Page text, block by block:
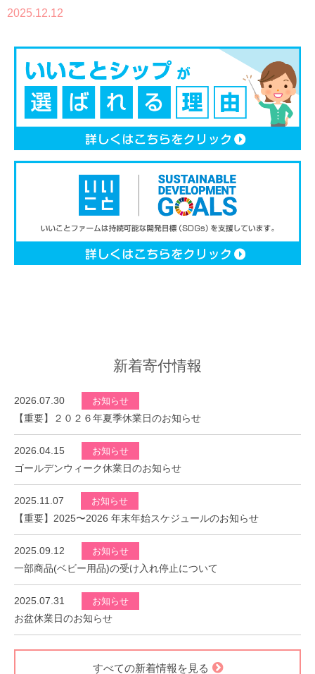
2025.12.12
新着寄付情報
2026.07.30 お知らせ
【重要】２０２６年夏季休業日のお知らせ
2026.04.15 お知らせ
ゴールデンウィーク休業日のお知らせ
2025.11.07 お知らせ
【重要】2025〜2026 年末年始スケジュールのお知らせ
2025.09.12 お知らせ
一部商品(ベビー用品)の受け入れ停止について
2025.07.31 お知らせ
お盆休業日のお知らせ
すべての新着情報を見る